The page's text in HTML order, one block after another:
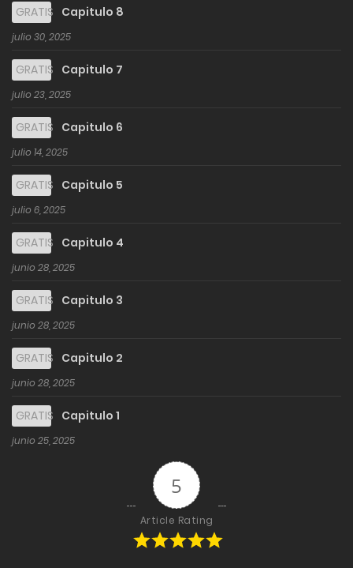
GRATIS Capitulo 8
julio 30, 2025
GRATIS Capitulo 7
julio 23, 2025
GRATIS Capitulo 6
julio 14, 2025
GRATIS Capitulo 5
julio 6, 2025
GRATIS Capitulo 4
junio 28, 2025
GRATIS Capitulo 3
junio 28, 2025
GRATIS Capitulo 2
junio 28, 2025
GRATIS Capitulo 1
junio 25, 2025
5
Article Rating